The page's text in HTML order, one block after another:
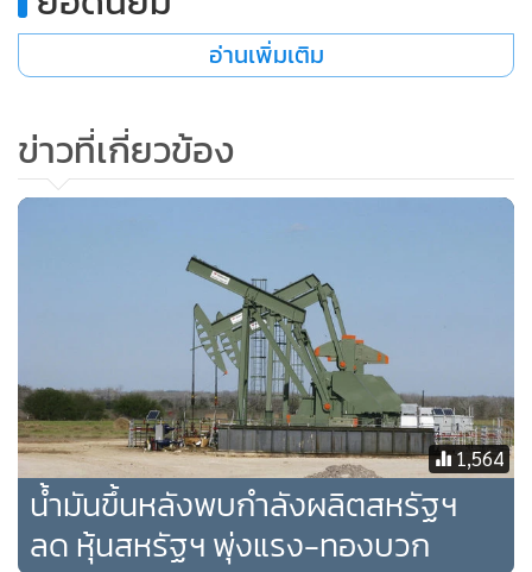
อ่านเพิ่มเติม
ข่าวที่เกี่ยวข้อง
1,564
น้ำมันขึ้นหลังพบกำลังผลิตสหรัฐฯ
ลด หุ้นสหรัฐฯ พุ่งแรง-ทองบวก